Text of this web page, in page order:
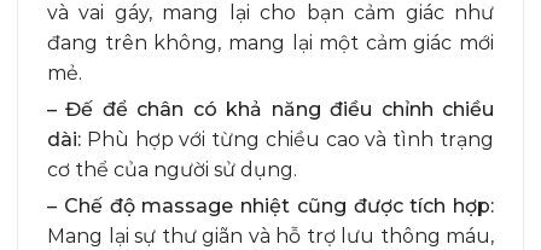
và vai gáy, mang lại cho bạn cảm giác như
đang trên không, mang lại một cảm giác mới
mẻ.
– Đế để chân có khả năng điều chỉnh chiều
dài: Phù hợp với từng chiều cao và tình trạng
cơ thể của người sử dụng.
– Chế độ massage nhiệt cũng được tích hợp:
Mang lại sự thư giãn và hỗ trợ lưu thông máu,